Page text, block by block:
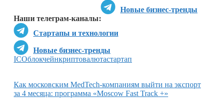
Новые бизнес-тренды
Наши телеграм-каналы:
Стартапы и технологии
Новые бизнес-тренды
ICOблокчейнкриптовалютастартап
Как московским MedTech-компаниям выйти на экспорт
за 4 месяца: программа «Moscow Fast Track +»